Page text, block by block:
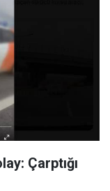
Çarptığı